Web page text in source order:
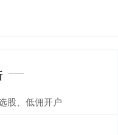
股、低佣开户